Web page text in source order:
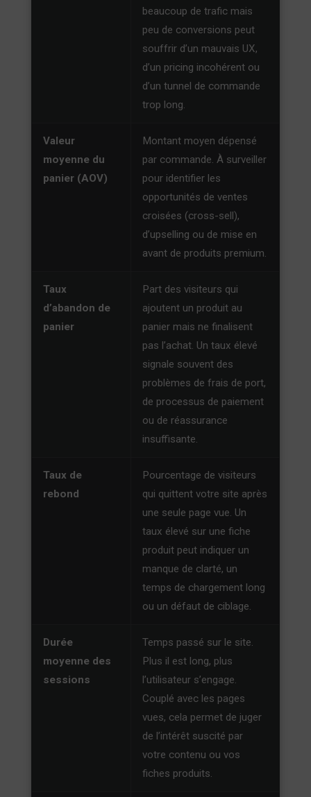
beaucoup de trafic mais
peu de conversions peut
souffrir d’un mauvais UX,
d’un pricing incohérent ou
d’un tunnel de commande
trop long.
Valeur
moyenne du
panier (AOV)
Montant moyen dépensé
par commande. À surveiller
pour identifier les
opportunités de ventes
croisées (cross-sell),
d’upselling ou de mise en
avant de produits premium.
Taux
d’abandon de
panier
Part des visiteurs qui
ajoutent un produit au
panier mais ne finalisent
pas l’achat. Un taux élevé
signale souvent des
problèmes de frais de port,
de processus de paiement
ou de réassurance
insuffisante.
Taux de
rebond
Pourcentage de visiteurs
qui quittent votre site après
une seule page vue. Un
taux élevé sur une fiche
produit peut indiquer un
manque de clarté, un
temps de chargement long
ou un défaut de ciblage.
Durée
moyenne des
sessions
Temps passé sur le site.
Plus il est long, plus
l’utilisateur s’engage.
Couplé avec les pages
vues, cela permet de juger
de l’intérêt suscité par
votre contenu ou vos
fiches produits.